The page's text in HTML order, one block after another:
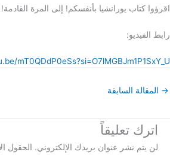
اقرؤوا كتاب يورانشيا بأنفسكم! إلى المرة القادمة!
رابط الفيديو:
mT0QDdP0eSs?si=O7lMGBJm1P1SxY_U
→ المقالة السابقة
اترك تعليقاً
لن يتم نشر عنوان بريدك الإلكتروني. الحقول